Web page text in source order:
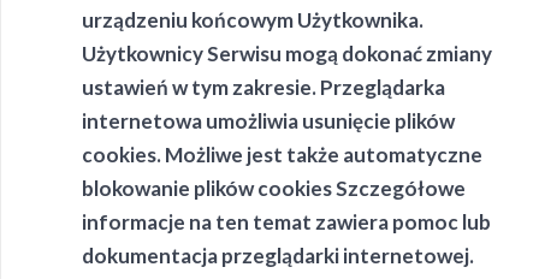
urządzeniu końcowym Użytkownika.
Użytkownicy Serwisu mogą dokonać zmiany
ustawień w tym zakresie. Przeglądarka
internetowa umożliwia usunięcie plików
cookies. Możliwe jest także automatyczne
blokowanie plików cookies Szczegółowe
informacje na ten temat zawiera pomoc lub
dokumentacja przeglądarki internetowej.